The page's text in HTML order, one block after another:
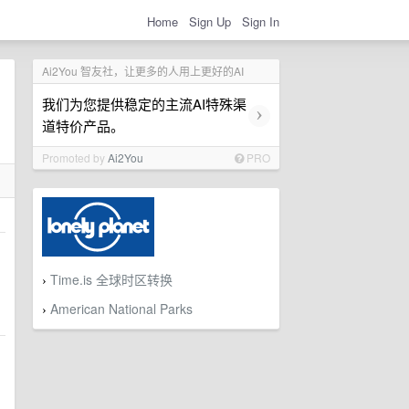
Home Sign Up Sign In
Ai2You 智友社，让更多的人用上更好的AI
我们为您提供稳定的主流AI特殊渠
道特价产品。
›
Promoted byAi2You PRO
› Time.is 全球时区转换
› American National Parks